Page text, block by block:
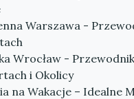
Warszawa -
Wrocław -
i Okolicy
na Wakacje – Idealne